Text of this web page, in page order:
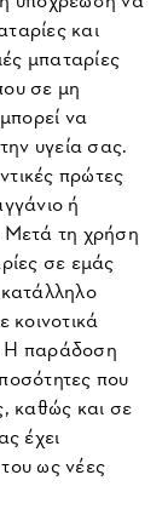
και
μπαταρίες
σε μη
να
υγεία σας.
πρώτες
ή
Μετά τη χρήση
σε εμάς
Η παράδοση
που
καθώς και σε
έχει
ως νέες